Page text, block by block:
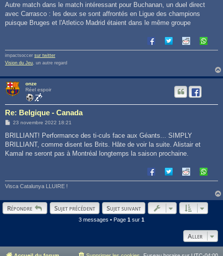
Autre match dans le match intéressant pour Buchanan, un duel direct
avec Carrasco : les deux se sont affrontés en Ligue des champions
puisque Bruges et l'Atletico Madrid étaient dans le même groupe
impactsoccer sur twitter
Vision du Jeu, un autre regard
onze
Réel espoir
Re: Belgique - Canada
M
s
a
g
23 novembre 2022 18:21
BRILLIANT! Performance des ti-culs face aux Géants... SIMPLY
BRILLIANT, comme disent les Brits. Hâte de voir la suite. Alistair et
Kamal ne seront pas à Montréal longtemps la saison prochaine.
Visca Catalunya LLUIRE !
Répondre Sujet précédent Sujet suivant
3 messages • Page 1 sur 1
Aller